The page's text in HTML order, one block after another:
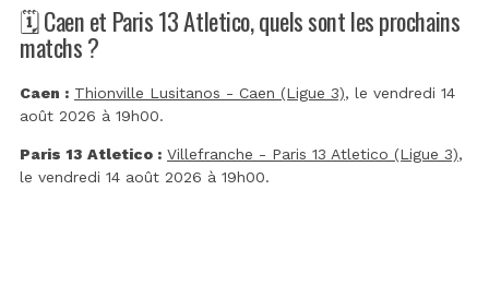
🗓️ Caen et Paris 13 Atletico, quels sont les prochains
matchs ?
Caen : Thionville Lusitanos - Caen (Ligue 3), le vendredi 14
août 2026 à 19h00.
Paris 13 Atletico : Villefranche - Paris 13 Atletico (Ligue 3),
le vendredi 14 août 2026 à 19h00.